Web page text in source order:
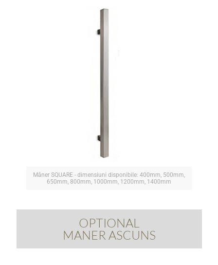
Mâner SQUARE - dimensiuni disponibile: 400mm, 500mm,
650mm, 800mm, 1000mm, 1200mm, 1400mm
OPTIONAL
MANER ASCUNS